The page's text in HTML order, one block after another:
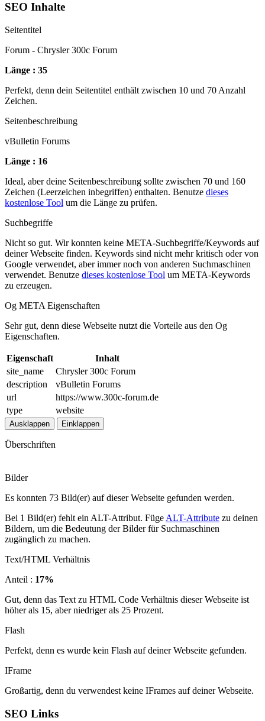
SEO Inhalte
Seitentitel
Forum - Chrysler 300c Forum
Länge : 35
Perfekt, denn dein Seitentitel enthält zwischen 10 und 70 Anzahl
Zeichen.
Seitenbeschreibung
vBulletin Forums
Länge : 16
Ideal, aber deine Seitenbeschreibung sollte zwischen 70 und 160
Zeichen (Leerzeichen inbegriffen) enthalten. Benutze dieses
kostenlose Tool um die Länge zu prüfen.
Suchbegriffe
Nicht so gut. Wir konnten keine META-Suchbegriffe/Keywords auf
deiner Webseite finden. Keywords sind nicht mehr kritisch oder von
Google verwendet, aber immer noch von anderen Suchmaschinen
verwendet. Benutze dieses kostenlose Tool um META-Keywords
zu erzeugen.
Og META Eigenschaften
Sehr gut, denn diese Webseite nutzt die Vorteile aus den Og
Eigenschaften.
Eigenschaft
Inhalt
site_name
Chrysler 300c Forum
description
vBulletin Forums
url
https://www.300c-forum.de
type
website
Ausklappen Einklappen
Überschriften
Bilder
Es konnten 73 Bild(er) auf dieser Webseite gefunden werden.
Bei 1 Bild(er) fehlt ein ALT-Attribut. Füge ALT-Attribute zu deinen
Bildern, um die Bedeutung der Bilder für Suchmaschinen
zugänglich zu machen.
Text/HTML Verhältnis
Anteil : 17%
Gut, denn das Text zu HTML Code Verhältnis dieser Webseite ist
höher als 15, aber niedriger als 25 Prozent.
Flash
Perfekt, denn es wurde kein Flash auf deiner Webseite gefunden.
IFrame
Großartig, denn du verwendest keine IFrames auf deiner Webseite.
SEO Links